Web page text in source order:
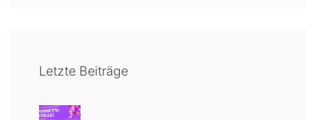
Letzte Beiträge